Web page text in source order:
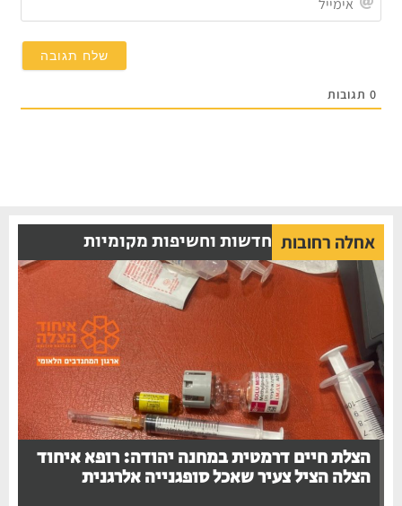
0תגובות
אחלה רחובות חדשות וחשיפות מקומיות
הצלת חיים דרמטית במחנה יהודה: רופא איחוד
הצלה הציל צעיר שאכל סופגנייה אלרגנית